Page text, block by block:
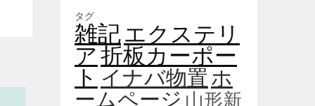
タグ
雑記エクステリ
ア折板カーポー
ト イナバ物置ホ
ームページ 山形新